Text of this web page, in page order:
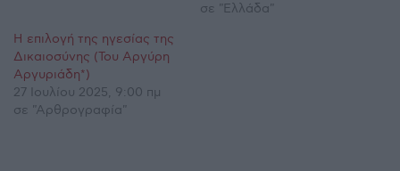
σε "Ελλάδα"
Η επιλογή της ηγεσίας της
Δικαιοσύνης (Του Αργύρη
Αργυριάδη*)
27 Ιουλίου 2025, 9:00 πμ
σε "Αρθρογραφία"